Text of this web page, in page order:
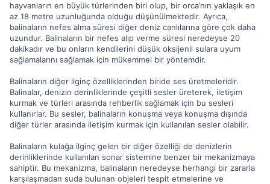
hayvanların en büyük türlerinden biri olup, bir orca’nın yaklaşık en
az 18 metre uzunluğunda olduğu düşünülmektedir. Ayrıca,
balinaların nefes alma süresi diğer deniz canlılarına göre çok daha
uzundur. Balinaların bir nefes alıp verme süresi neredeyse 20
dakikadır ve bu onların kendilerini düşük oksijenli sulara uyum
sağlamalarını sağlamak için mükemmel bir yöntemdir.
Balinaların diğer ilginç özelliklerinden biride ses üretmeleridir.
Balinalar, denizin derinliklerinde çeşitli sesler üreterek, iletişim
kurmak ve türleri arasında rehberlik sağlamak için bu sesleri
kullanırlar. Bu sesler, balinaların konuşma veya konuşma dışında
diğer türler arasında iletişim kurmak için kullanılan sesler olabilir.
Balinaların kulağa ilginç gelen bir diğer özelliği de denizlerin
derinliklerinde kullanılan sonar sistemine benzer bir mekanizmaya
sahiptir. Bu mekanizma, balinaların neredeyse herhangi bir zararla
karşılaşmadan suda bulunan objeleri tespit etmelerine ve